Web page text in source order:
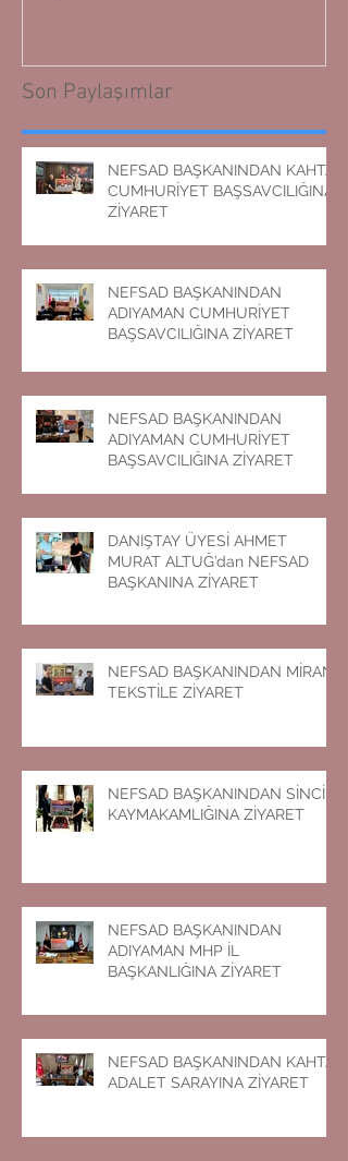
Son Paylaşımlar
NEFSAD BAŞKANINDAN KAHTA
CUMHURİYET BAŞSAVCILIĞINA
ZİYARET
NEFSAD BAŞKANINDAN
ADIYAMAN CUMHURİYET
BAŞSAVCILIĞINA ZİYARET
NEFSAD BAŞKANINDAN
ADIYAMAN CUMHURİYET
BAŞSAVCILIĞINA ZİYARET
DANIŞTAY ÜYESİ AHMET
MURAT ALTUĞ’dan NEFSAD
BAŞKANINA ZİYARET
NEFSAD BAŞKANINDAN MİRAN
TEKSTİLE ZİYARET
NEFSAD BAŞKANINDAN SİNCİK
KAYMAKAMLIĞINA ZİYARET
NEFSAD BAŞKANINDAN
ADIYAMAN MHP İL
BAŞKANLIĞINA ZİYARET
NEFSAD BAŞKANINDAN KAHTA
ADALET SARAYINA ZİYARET